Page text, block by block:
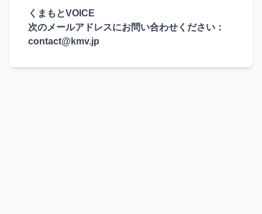
くまもとVOICE
次のメールアドレスにお問い合わせください：
contact@kmv.jp